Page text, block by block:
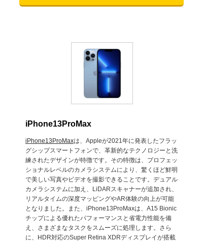
iPhone13ProMax
iPhone13ProMaxは、Appleが2021年に発表したフラッ
グシップスマートフォンで、革新的なテクノロジーと洗
練されたデザインが特徴です。その特徴は、プロフェッ
ショナルレベルのカメラシステムにより、驚くほど鮮明
で美しい写真やビデオを撮影できることです。デュアル
カメラシステムに加え、LiDARスキャナーが追加され、
リアルタイムの深度マッピングやAR体験の向上が可能
となりました。また、iPhone13ProMaxは、A15 Bionic
チップによる優れたパフォーマンスと省電力性能を備
え、さまざまなタスクをスムーズに処理します。さら
に、HDR対応のSuper Retina XDRディスプレイが搭載